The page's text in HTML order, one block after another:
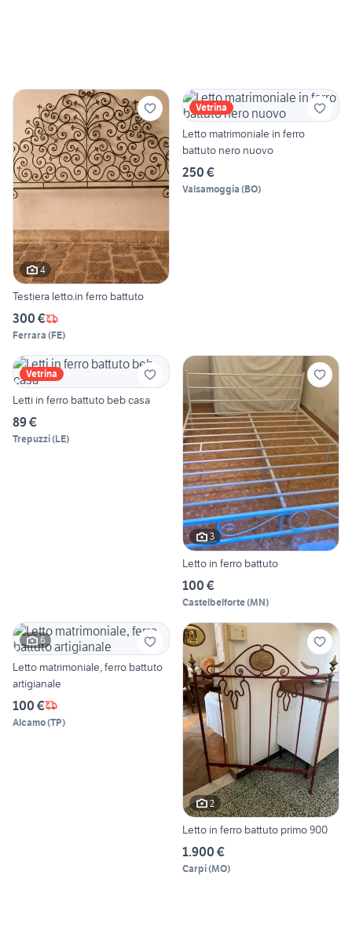
4
Testiera letto.in ferro battuto
300 €
Ferrara (FE)
Vetrina
Letto matrimoniale in ferro
battuto nero nuovo
250 €
Valsamoggia (BO)
Vetrina
Letti in ferro battuto beb casa
89 €
Trepuzzi(LE)
3
Letto in ferro battuto
100 €
Castelbelforte(MN)
6
Letto matrimoniale, ferro battuto
artigianale
100 €
Alcamo(TP)
2
Letto in ferro battuto primo 900
1.900 €
Carpi(MO)